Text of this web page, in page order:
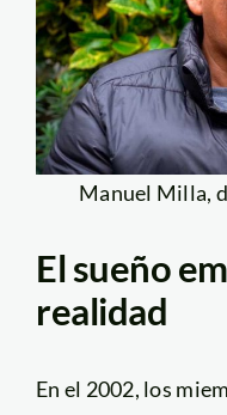
Manuel Milla,
El sueño
realidad
En el 2002, los